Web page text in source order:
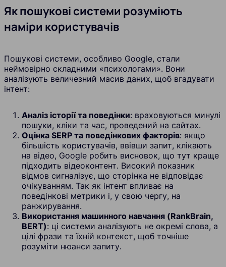
Як пошукові системи розуміють
наміри користувачів
Пошукові системи, особливо Google, стали
неймовірно складними «психологами». Вони
аналізують величезний масив даних, щоб вгадувати
інтент:
Аналіз історії та поведінки: враховуються минулі
пошуки, кліки та час, проведений на сайтах.
Оцінка SERP та поведінкових факторів: якщо
більшість користувачів, ввівши запит, клікають
на відео, Google робить висновок, що тут краще
підходить відеоконтент. Високий показник
відмов сигналізує, що сторінка не відповідає
очікуванням. Так як інтент впливає на
поведінкові метрики і, у свою чергу, на
ранжирування.
Використання машинного навчання (RankBrain,
BERT): ці системи аналізують не окремі слова, а
цілі фрази та їхній контекст, щоб точніше
розуміти нюанси запиту.